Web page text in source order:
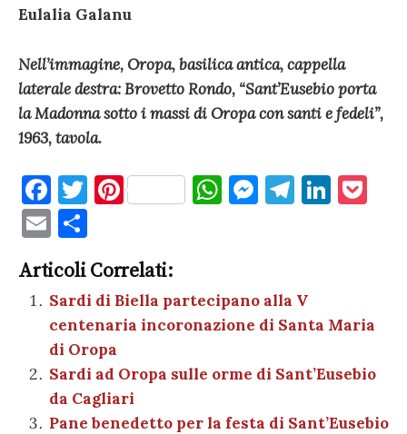
Eulalia Galanu
Nell’immagine, Oropa, basilica antica, cappella
laterale destra: Brovetto Rondo, “Sant’Eusebio porta
la Madonna sotto i massi di Oropa con santi e fedeli”,
1963, tavola.
F
a
c
e
b
o
o
k
T
te
r
Pi
es
t
W
A
p
p
M
g
er
T
a
m
Li
n
E
m
ai
l
n
di
vi
di
Articoli Correlati:
Sardi di Biella partecipano alla V
centenaria incoronazione di Santa Maria
di Oropa
Sardi ad Oropa sulle orme di Sant’Eusebio
da Cagliari
Pane benedetto per la festa di Sant’Eusebio